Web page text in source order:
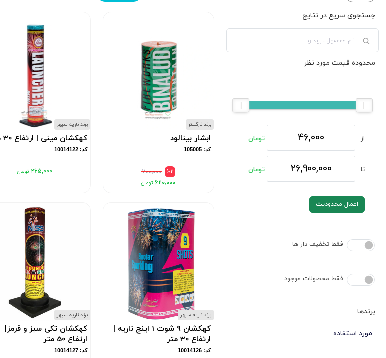
جستجوی سریع در نتایج
محدوده قیمت مورد نظر
از تومان
تا تومان
اعمال محدودیت
فقط تخفیف دار ها
فقط محصولات موجود
برندها
مورد استفاده
برند نارگستر
ابشار بینالود
کد: 105005
%11 ۷۰۰٬۰۰۰
۶۲۰٬۰۰۰
برند ناریه سپهر
کهکشان مینی | ارتفاع 30 متر
کد: 10014122
۲۶۵٬۰۰۰
برند ناریه سپهر
کهکشان 9 شوت 1 اینچ ناریه |
ارتفاع 30 متر
کد: 10014126
برند ناریه سپهر
کهکشان تکی سبز و قرمز|
ارتفاع 50 متر
کد: 10014127